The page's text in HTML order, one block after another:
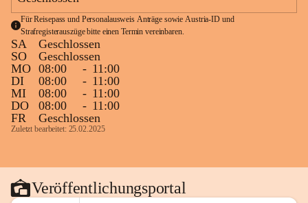
Für Reisepass und Personalausweis Anträge sowie Austria-ID und
Strafregisterauszüge bitte einen Termin vereinbaren.
SA
Geschlossen
SO
Geschlossen
MO 08:00 - 11:00
DI
08:00 - 11:00
MI
08:00 - 11:00
DO
08:00 - 11:00
FR
Geschlossen
Zuletzt bearbeitet: 25.02.2025
Veröffentlichungsportal